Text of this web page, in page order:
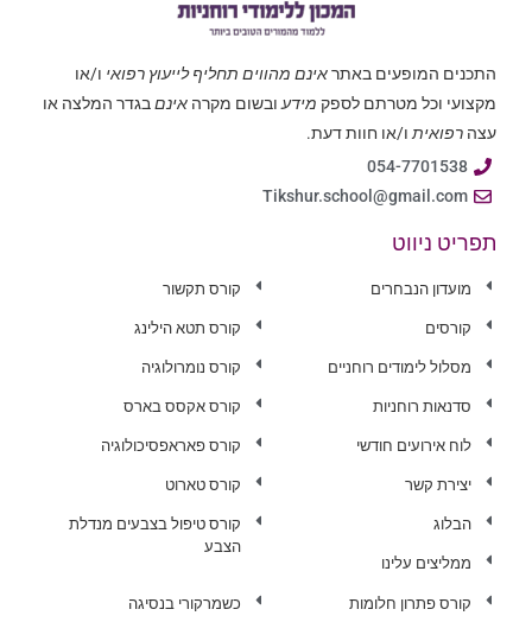
התכנים המופעים באתראינם מהווים תחליף לייעוץ רפואי ו/או
מקצועי וכל מטרתם לספק מידע ובשום מקרה אינםבגדר המלצה או
עצה רפואית ו/או חוות דעת.
054-7701538
Tikshur.school@gmail.com
תפריט ניווט
מועדון הנבחרים
קורסים
מסלול לימודים רוחניים
סדנאות רוחניות
לוח אירועים חודשי
יצירת קשר
הבלוג
ממליצים עלינו
קורס תקשור
קורס תטא הילינג
קורס נומרולוגיה
קורס אקסס בארס
קורס פאראפסיכולוגיה
קורס טארוט
קורס טיפול בצבעים מנדלת
הצבע
קורס פתרון חלומות כשמרקורי בנסיגה